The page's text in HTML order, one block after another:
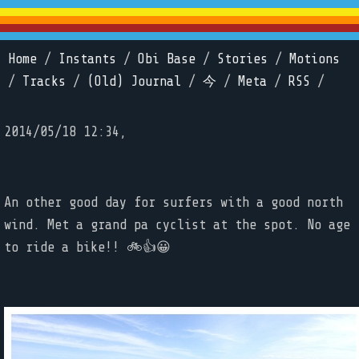
Home / Instants / Obi Base / Stories /
Motions
/ Tracks / (Old) Journal / 今 / Meta / RSS /
2014/05/18 12:34,
An other good day for surfers with a good north
wind. Met a grand pa cyclist at the spot. No age
to ride a bike!! 🚲👍😀